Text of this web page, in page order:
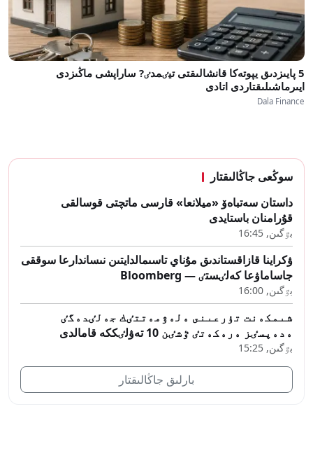
5 پايىزدىق يپوتەكا قانشالىقتى تيٸمدٸ? ساراپشى ماڭىزدى
ايىرماشىلىقتاردى اتادى
Dala Finance
سوڭعى جاڭالىقتار
داستان سەتباەۆ «ميلانعا» قارسى ماتچتى قوسالقى
قۇرامنان باستايدى
بٷگىن, 16:45
ۋكراينا قازاقستاندىق مۇناي تاسىمالدايتىن نىساندارعا سوققى
جاساماۋعا كەلٸستٸ — Bloomberg
بٷگىن, 16:00
شىمكەنت تۇرعىنى ەلەۋمەتتٸك جەلٸدەگٸ
ەدەپسٸز ەرەكەتٸ ٷشٸن 10 تەۋلٸككە قامالدى
بٷگىن, 15:25
بارلىق جاڭالىقتار